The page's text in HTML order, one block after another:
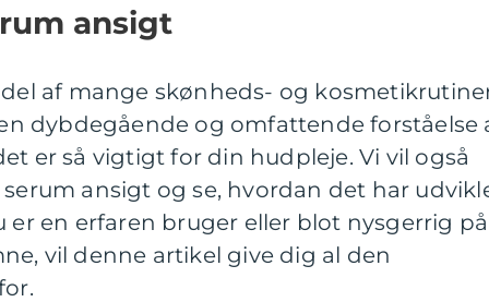
ansigt
af mange skønheds- og
dybdegående og omfattende forståelse
er så vigtigt for din hudpleje. Vi vil også
ansigt og se, hvordan det har
er en erfaren bruger eller blot nysgerrig på
vil denne artikel give dig al den